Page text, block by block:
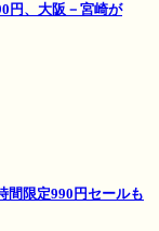
円、大阪－宮崎が
間限定990円セールも